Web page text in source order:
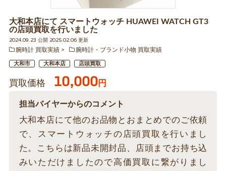
大和本店にて スマートウォッチ HUAWEI WATCH GT3
の店頭買取を行いました
2024.09.23 公開 2025.02.06 更新
腕時計 買取実績
腕時計・ブランド小物 買取実績
大和市 大和本店 店頭買取
買取価格 10,000円
担当バイヤーからのコメント
大和本店にて他のお品物とおまとめでのご依頼
で、スマートウォッチの店頭買取を行いまし
た。こちらは新品未開封品、店頭までお持ち込
みいただけましたので高価買取に繋がりまし